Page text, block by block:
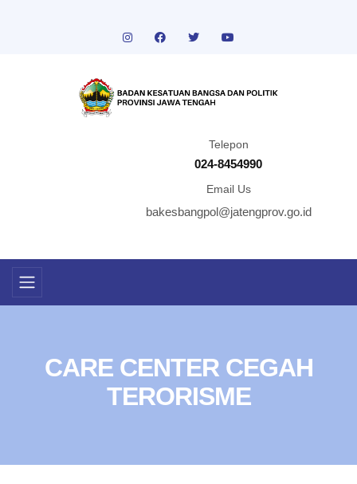
Telepon
024-8454990
Email Us
bakesbangpol@jatengprov.go.id
CARE CENTER CEGAH
TERORISME